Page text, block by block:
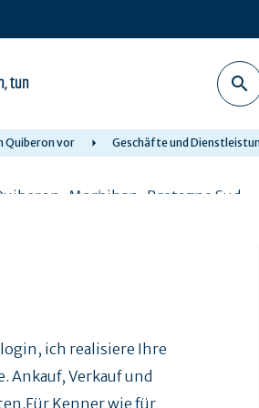
tun
Quiberon vor Geschäfte und
ich realisiere Ihre
Ankauf, Verkauf und
Kenner wie für